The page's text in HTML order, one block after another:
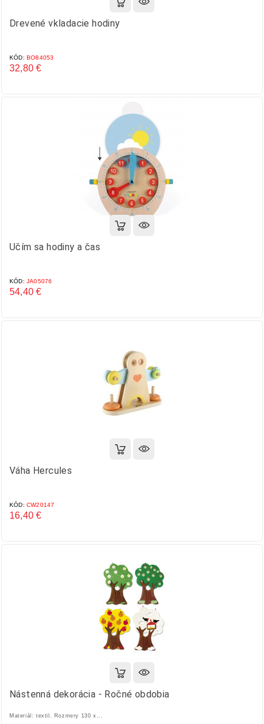
Drevené vkladacie hodiny
KÓD: BO84053
32,80 €
Učím sa hodiny a čas
KÓD: JA05076
54,40 €
Váha Hercules
KÓD: CW20147
16,40 €
Nástenná dekorácia - Ročné obdobia
Materiál: textil. Rozmery 130 x...